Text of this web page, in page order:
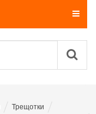
Трещотки